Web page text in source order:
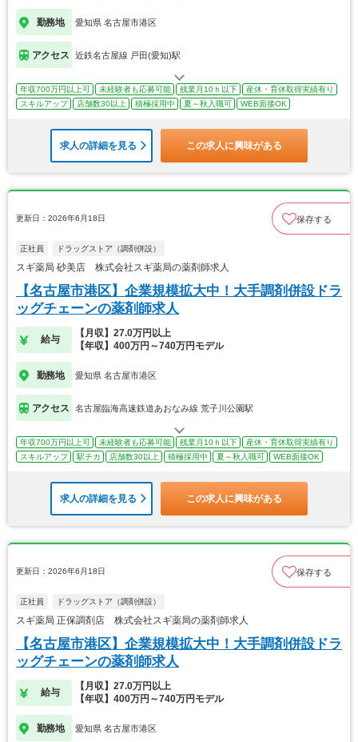
勤務地 愛知県 名古屋市港区
アクセス 近鉄名古屋線 戸田(愛知)駅
年収700万円以上可 未経験者も応募可能 残業月10ｈ以下
産休・育休取得実績有り
スキルアップ
店舗数30以上 積極採用中 夏～秋入職可 WEB面接OK
求人の詳細を見る この求人に興味がある
更新日：2026年6月18日 保存する
正社員 ドラッグストア（調剤併設）
スギ薬局 砂美店 株式会社スギ薬局の薬剤師求人
【名古屋市港区】企業規模拡大中！大手調剤併設ドラ
ッグチェーンの薬剤師求人
給与
【月収】27.0万円以上
【年収】400万円～740万円モデル
勤務地 愛知県 名古屋市港区
アクセス 名古屋臨海高速鉄道あおなみ線 荒子川公園駅
年収700万円以上可 未経験者も応募可能 残業月10ｈ以下
産休・育休取得実績有り
スキルアップ
駅チカ 店舗数30以上 積極採用中 夏～秋入職可 WEB面接OK
求人の詳細を見る この求人に興味がある
更新日：2026年6月18日 保存する
正社員 ドラッグストア（調剤併設）
スギ薬局 正保調剤店 株式会社スギ薬局の薬剤師求人
【名古屋市港区】企業規模拡大中！大手調剤併設ドラ
ッグチェーンの薬剤師求人
給与
【月収】27.0万円以上
【年収】400万円～740万円モデル
勤務地 愛知県 名古屋市港区